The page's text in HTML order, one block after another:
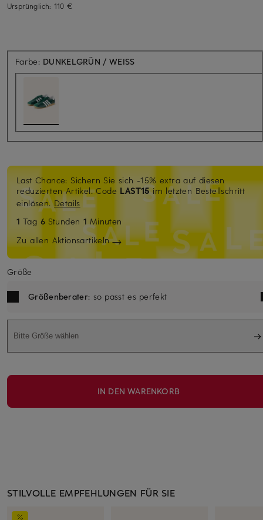
Ursprünglich: 110 €
Farbe: DUNKELGRÜN / WEISS
Last Chance: Sichern Sie sich -15% extra auf diesen
reduzierten Artikel. Code LAST15im letzten Bestellschritt
einlösen.Details
1 Tag 6 Stunden 1 Minuten
Zu allen Aktionsartikeln
Größe
Größenberater: so passt es perfekt
Bitte Größe wählen
IN DEN WARENKORB
STILVOLLE EMPFEHLUNGEN FÜR SIE